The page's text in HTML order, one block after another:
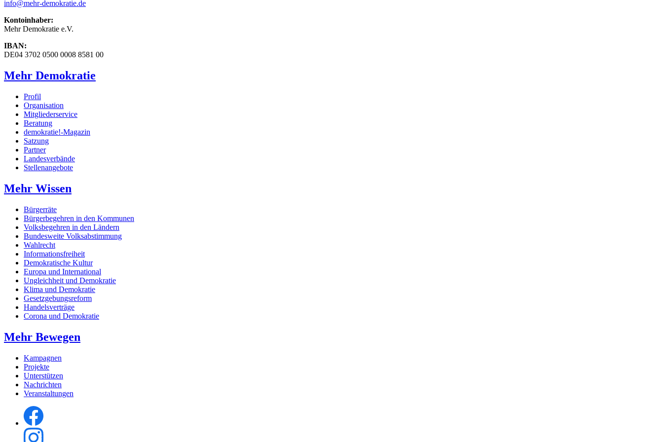
info@mehr-demokratie.de
Kontoinhaber:
Mehr Demokratie e.V.
IBAN:
DE04 3702 0500 0008 8581 00
Mehr Demokratie
Profil
Organisation
Mitgliederservice
Beratung
demokratie!-Magazin
Satzung
Partner
Landesverbände
Stellenangebote
Mehr Wissen
Bürgerräte
Bürgerbegehren in den Kommunen
Volksbegehren in den Ländern
Bundesweite Volksabstimmung
Wahlrecht
Informationsfreiheit
Demokratische Kultur
Europa und International
Ungleichheit und Demokratie
Klima und Demokratie
Gesetzgebungsreform
Handelsverträge
Corona und Demokratie
Mehr Bewegen
Kampagnen
Projekte
Unterstützen
Nachrichten
Veranstaltungen